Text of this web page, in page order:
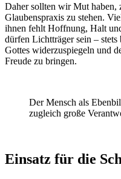
Daher sollten wir Mut haben,
Glaubenspraxis zu stehen.
ihnen fehlt Hoffnung, Halt
dürfen Lichtträger sein –
Gottes widerzuspiegeln und
Freude zu bringen.
Der Mensch als
zugleich große
Einsatz für die